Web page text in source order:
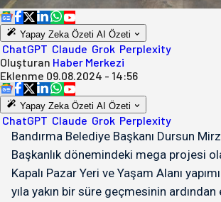
Yapay Zeka Özeti AI Özeti
ChatGPT Claude Grok Perplexity
Oluşturan Haber Merkezi
Eklenme 09.08.2024 - 14:56
Yapay Zeka Özeti AI Özeti
ChatGPT Claude Grok Perplexity
Bandırma Belediye Başkanı Dursun
Başkanlık dönemindeki mega projesi
Kapalı Pazar Yeri ve Yaşam Alanı
yıla yakın bir süre geçmesinin ardından